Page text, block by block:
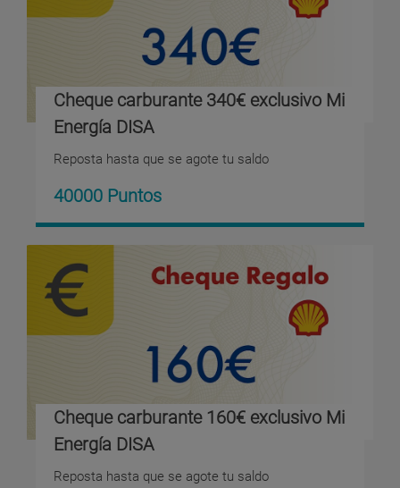
Cheque carburante 340€ exclusivo Mi
Energía DISA
Reposta hasta que se agote tu saldo
40000 Puntos
Cheque carburante 160€ exclusivo Mi
Energía DISA
Reposta hasta que se agote tu saldo